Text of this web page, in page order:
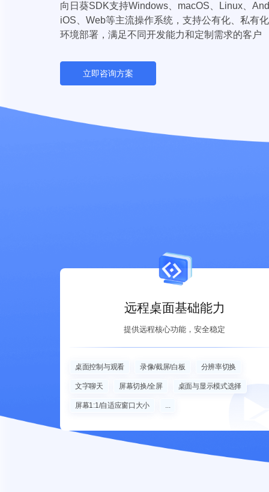
向日葵SDK支持Windows、macOS、Linux、
iOS、Web等主流操作系统，支持公有化、私有
环境部署，满足不同开发能力和定制需求的客户
立即咨询方案
远程桌面基础能力
提供远程核心功能，安全稳定
桌面控制与观看 录像/截屏/白板 分辨率切换
文字聊天 屏幕切换/全屏 桌面与显示模式选择
屏幕1:1/自适应窗口大小 ...